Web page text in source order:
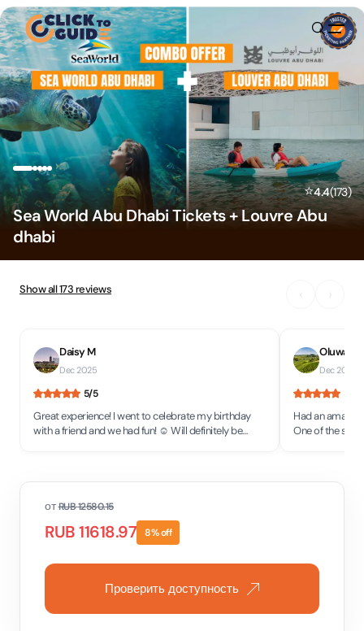
Skip to content
⭐4.4(173)
Sea World Abu Dhabi Tickets + Louvre Abu
dhabi
Show all173reviews
Daisy M
Dec 2025
5/5
Great experience! I went to celebrate my birthday
with a friend and we had fun! ☺️ Will definitely be
Dec 2025
Had an
One of the staff
отRUB12580.15
RUB11618.97 8% off
Проверить доступность